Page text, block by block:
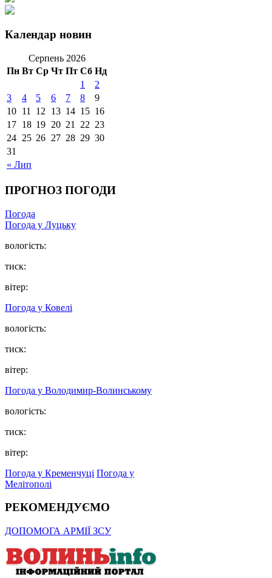
Календар новин
Серпень 2026
Пн Вт Ср Чт Пт Сб Нд
« Лип
1
2
3
4 5 6 7 8
9
10 11 12 13 14 15 16
17 18 19 20 21 22 23
24 25 26 27 28 29 30
31
ПРОГНОЗ ПОГОДИ
Погода
Погода у Луцьку
вологість:
тиск:
вітер:
Погода у Ковелі
вологість:
тиск:
вітер:
Погода у Володимир-Волинському
вологість:
тиск:
вітер:
Погода у Кременчуці Погода у
Мелітополі
РЕКОМЕНДУЄМО
ДОПОМОГА АРМІЇ ЗСУ